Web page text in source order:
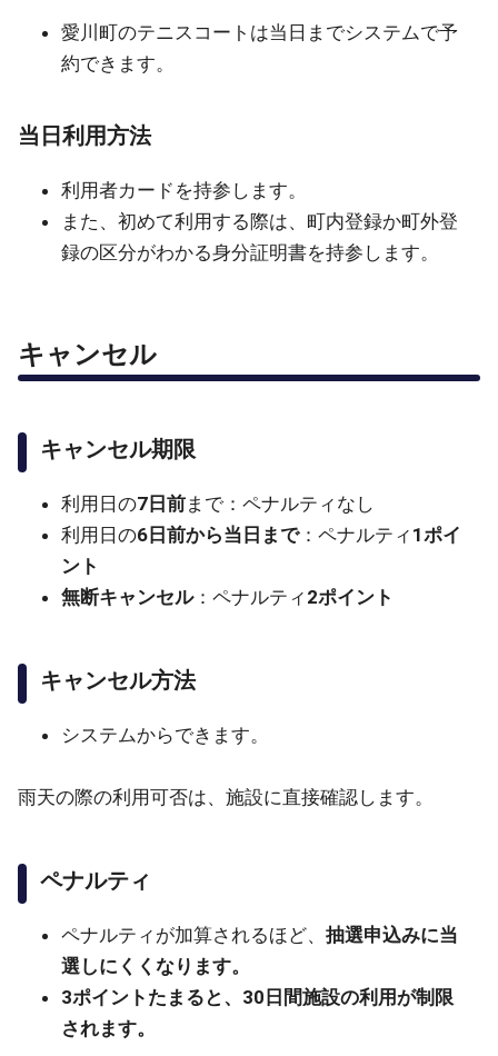
愛川町のテニスコートは当日までシステムで予
約できます。
当日利用方法
利用者カードを持参します。
また、初めて利用する際は、町内登録か町外登
録の区分がわかる身分証明書を持参します。
キャンセル
キャンセル期限
利用日の7日前まで：ペナルティなし
利用日の6日前から当日まで：ペナルティ 1ポイ
ント
無断キャンセル：ペナルティ 2ポイント
キャンセル方法
システムからできます。
雨天の際の利用可否は、施設に直接確認します。
ペナルティ
ペナルティが加算されるほど、 抽選申込みに当
選しにくくなります。
3ポイントたまると、30日間施設の利用が制限
されます。